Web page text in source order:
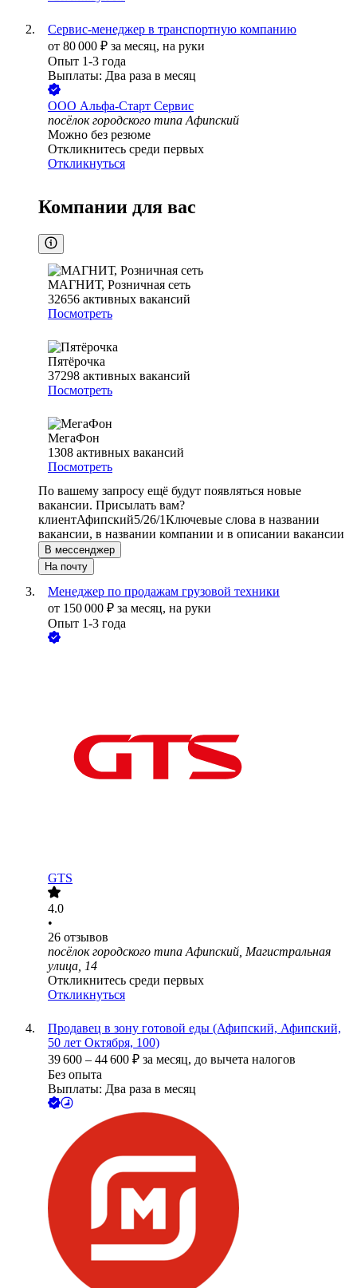
Сервис-менеджер в транспортную компанию
от 80 000 ₽ за месяц, на руки
Опыт 1-3 года
Выплаты: Два раза в месяц
ООО Альфа-Старт Сервис
посёлок городского типа Афипский
Можно без резюме
Откликнитесь среди первых
Откликнуться
Компании для вас
МАГНИТ, Розничная сеть
32656 активных вакансий
Посмотреть
Пятёрочка
37298 активных вакансий
Посмотреть
МегаФон
1308 активных вакансий
Посмотреть
По вашему запросу ещё будут появляться новые
вакансии. Присылать вам?
клиентАфипский5/26/1Ключевые слова в названии
вакансии, в названии компании и в описании вакансии
В мессенджер
На почту
Менеджер по продажам грузовой техники
от 150 000 ₽ за месяц, на руки
Опыт 1-3 года
GTS
4.0
•
26 отзывов
посёлок городского типа Афипский, Магистральная
улица, 14
Откликнитесь среди первых
Откликнуться
Продавец в зону готовой еды (Афипский, Афипский,
50 лет Октября, 100)
39 600 – 44 600 ₽ за месяц, до вычета налогов
Без опыта
Выплаты: Два раза в месяц